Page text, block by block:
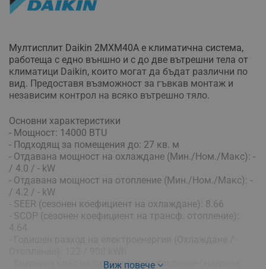
Мултисплит Daikin 2MXM40A е климатична система,
работеща с едно външно и с до две вътрешни тела от
климатици Daikin, които могат да бъдат различни по
вид. Предоставя възможност за гъвкав монтаж и
независим контрол на всяко вътрешно тяло.
Основни характеристики
- Мощност: 14000 BTU
- Подходящ за помещения до: 27 кв. м
- Отдавана мощност на охлаждане (Мин./Ном./Макс): -
/ 4.0 / - kW
- Отдавана мощност на отопление (Мин./Ном./Макс): -
/ 4.2 / - kW
- SEER (сезонен коефициент на охлаждане): 8.66
- SCOP (сезонен коефициент на трансф. отопление):
- Енергиен клас на охлаждане / отопление (умерена
Виж повече